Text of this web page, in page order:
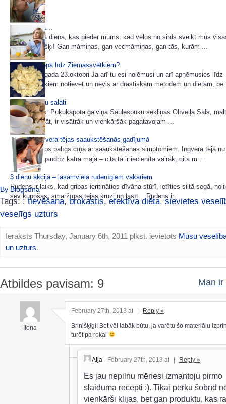
Mātes dienā…
Šodiena ir tā diena, kas pieder mums, kad vēlos no sirds sveikt mūs
katru atsevišķi! Gan māmiņas, gan vecmāmiņas, gan tās, kurām ...
Tievējam kopā līdz Ziemassvētkiem?
Sākot ar šī gada 23.oktobri Ja arī tu esi nolēmusi un arī apņēmusies līdz
Ziemassvētkiem notievēt un nevis ar drastiskām metodēm un diētām, be
Puķukāpostu salāti
Sastāvdaļas: Puķukāpota galviņa Saulespuķu sēkliņas Olīveļļa Sāls,
Šie, manuprāt, ir visātrāk un vienkāršāk pagatavojam ...
Vērtīgas ingvera tējas saaukstēšanās gadījumā
Ingvers ir labs palīgs cīņā ar saaukstēšanās simptomiem. Ingvera tēja
pazīstama gandrīz katrā mājā – citā tā ir iecienīta vairāk, citā m ...
3 dienu akcija – lasāmviela rudenīgiem vakariem
Rudens ir laiks, kad gribas ieritināties dīvāna stūrī, ietīties siltā segā,
sev kūpošas, smaržīgas tējas krūzi un lasīt... Rudens ir ...
By Blogsdna
Tags: : tievēšana,brokastis,efektīva diēta,sievietes
veselīgs uzturs
Ieraksts Thursday, January 6th, 2011 plkst. ievietots Mūsu
un uzturs.
Atbildes pavisam: 9 Man ir
Ilona
February 27th, 2013 at Reply »
Brinišķīgi! Bet vēl labāk būtu, ja varētu šo materiālu
turēt pa rokai
Aija - February 27th, 2013 at | Reply »
Es jau nepilnu mēnesi izmantoju pirmo
slaiduma recepti :). Tikai pērku šobrīd
vienkārši klijas, bet gan produktu, kas